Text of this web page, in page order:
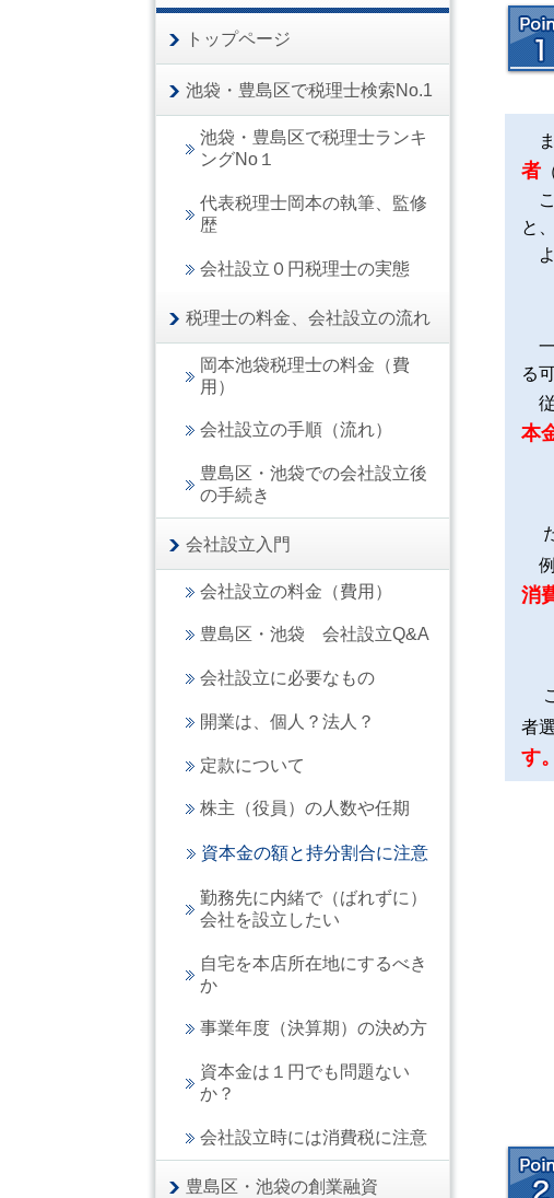
ま
者
と
る
従
本
消
者
す。
トップページ
池袋・豊島区で税理士検索No.1
池袋・豊島区で税理士ランキ
ングNo１
代表税理士岡本の執筆、監修
歴
会社設立０円税理士の実態
税理士の料金、会社設立の流れ
岡本池袋税理士の料金（費
用）
会社設立の手順（流れ）
豊島区・池袋での会社設立後
の手続き
会社設立入門
会社設立の料金（費用）
豊島区・池袋 会社設立Q&A
会社設立に必要なもの
開業は、個人？法人？
定款について
株主（役員）の人数や任期
資本金の額と持分割合に注意
勤務先に内緒で（ばれずに）
会社を設立したい
自宅を本店所在地にするべき
か
事業年度（決算期）の決め方
資本金は１円でも問題ない
か？
会社設立時には消費税に注意
豊島区・池袋の創業融資